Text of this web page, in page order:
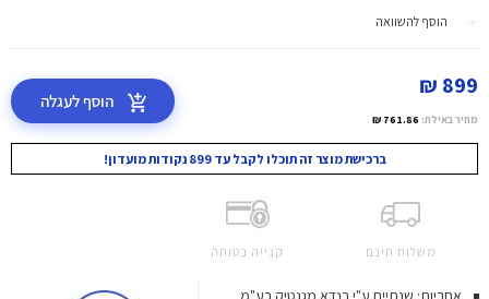
הוסף להשוואה
899 ₪
מחיר באילת: 761.86 ₪
הוסף לעגלה
ברכישת מוצר זה תוכלו לקבל עד 899 נקודות מועדון!
משלוח חינם קנייה בטוחה